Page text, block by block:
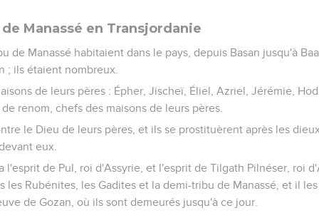
Manassé en Transjordanie
de Manassé habitaient dans le pays, depuis Basan jusqu'à
; ils étaient nombreux.
de leurs pères : Épher, Jischeï, Éliel, Azriel, Jérémie,
renom, chefs des maisons de leurs pères.
le Dieu de leurs pères, et ils se prostituèrent après les
eux.
l'esprit de Pul, roi d'Assyrie, et l'esprit de Tilgath Pilnéser, roi
les Rubénites, les Gadites et la demi-tribu de Manassé, et il
de Gozan, où ils sont demeurés jusqu'à ce jour.